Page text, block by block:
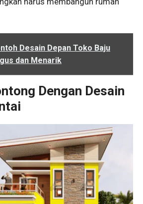
Desain Depan Toko Baju
dan Menarik
Dengan Desain